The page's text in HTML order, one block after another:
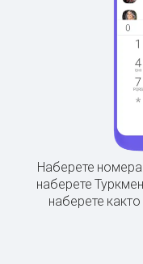
Наберете номера
наберете
наберете